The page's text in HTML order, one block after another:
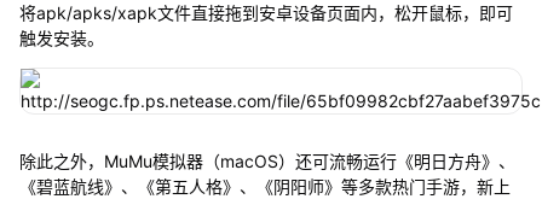
将apk/apks/xapk文件直接拖到安卓设备页面内，松开鼠标，即可
触发安装。
除此之外，MuMu模拟器（macOS）还可流畅运行《明日方舟》、
《碧蓝航线》、《第五人格》、《阴阳师》等多款热门手游，新上